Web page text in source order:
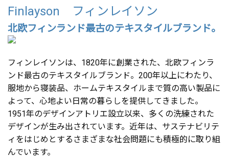
Finlayson フィンレイソン
北欧フィンランド最古のテキスタイルブランド。
フィンレイソンは、1820年に創業された、北欧フィンラ
ンド最古のテキスタイルブランド。200年以上にわたり、
服地から寝装品、ホームテキスタイルまで質の高い製品に
よって、心地よい日常の暮らしを提供してきました。
1951年のデザインアトリエ設立以来、多くの洗練された
デザインが生み出されています。近年は、サステナビリテ
ィをはじめとするさまざまな社会問題にも積極的に取り組
んでいます。